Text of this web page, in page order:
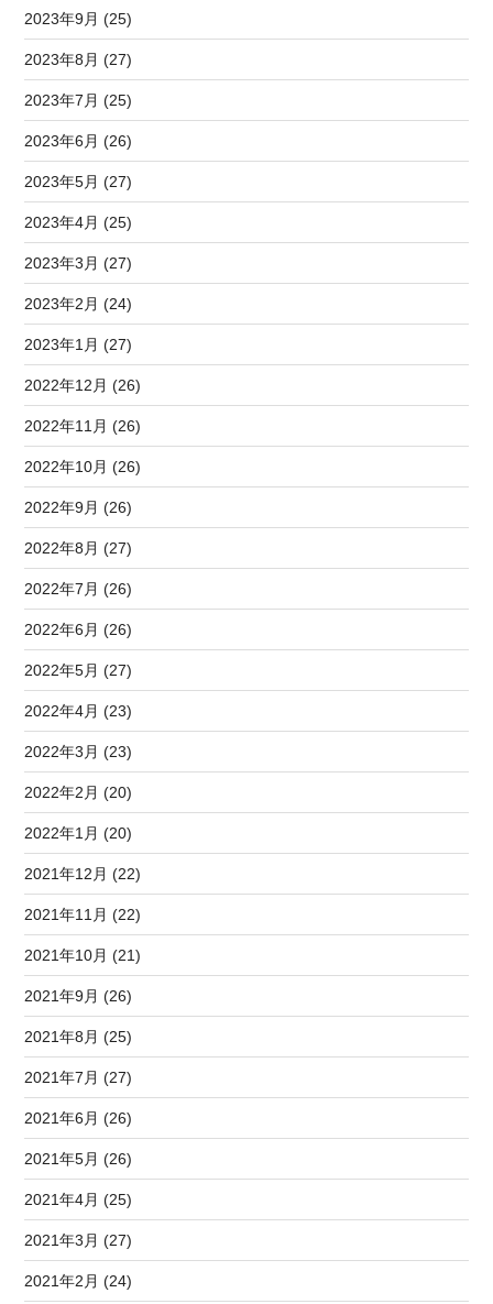
2023年9月 (25)
2023年8月 (27)
2023年7月 (25)
2023年6月 (26)
2023年5月 (27)
2023年4月 (25)
2023年3月 (27)
2023年2月 (24)
2023年1月 (27)
2022年12月 (26)
2022年11月 (26)
2022年10月 (26)
2022年9月 (26)
2022年8月 (27)
2022年7月 (26)
2022年6月 (26)
2022年5月 (27)
2022年4月 (23)
2022年3月 (23)
2022年2月 (20)
2022年1月 (20)
2021年12月 (22)
2021年11月 (22)
2021年10月 (21)
2021年9月 (26)
2021年8月 (25)
2021年7月 (27)
2021年6月 (26)
2021年5月 (26)
2021年4月 (25)
2021年3月 (27)
2021年2月 (24)